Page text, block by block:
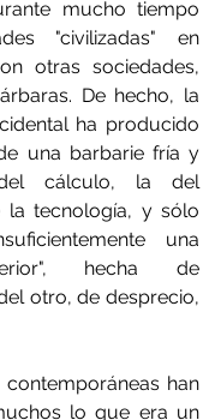
mucho tiempo
"civilizadas" en
otras sociedades,
De hecho, la
ha producido
una barbarie fría y
cálculo, la del
la tecnología, y sólo
una
hecha de
otro, de desprecio,
contemporáneas han
lo que era un